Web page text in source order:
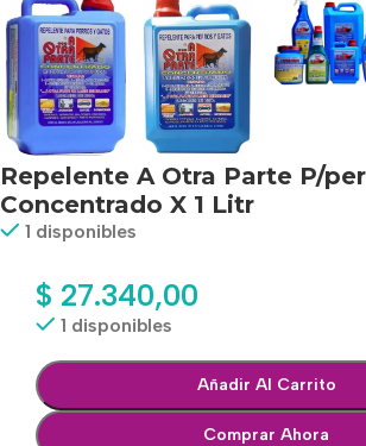
Repelente A Otra Parte P/
Concentrado X 1 Litr
1 disponibles
$ 27.340,00
1 disponibles
Añadir Al Carrito
Comprar Ahora